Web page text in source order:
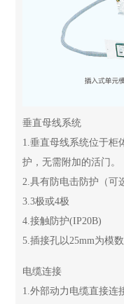
垂直母线系统
1.垂直母线系统位于柜
护，无需附加的活门。
2.具有防电击防护（可
3.3极或4极
4.接触防护(IP20B)
5.插接孔以25mm为模数
电缆连接
1.外部动力电缆直接连